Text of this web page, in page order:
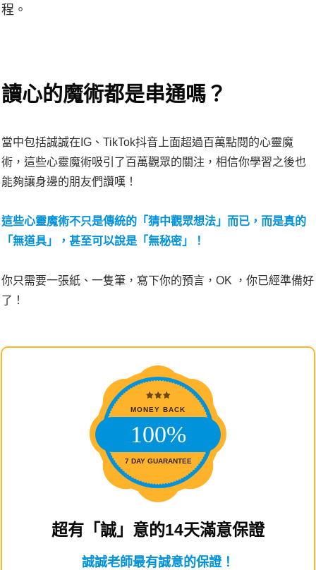
程。
讀心的魔術都是串通嗎？
當中包括誠誠在IG、TikTok抖音上面超過百萬點閱的心靈魔
術，這些心靈魔術吸引了百萬觀眾的關注，相信你學習之後也
能夠讓身邊的朋友們讚嘆！
這些心靈魔術不只是傳統的「猜中觀眾想法」而已，而是真的
「無道具」，甚至可以說是「無秘密」！
你只需要一張紙、一隻筆，寫下你的預言，OK ，你已經準備好
了！
MONEY BACK
100%
7 DAY GUARANTEE
超有「誠」意的14天滿意保證
誠誠老師最有誠意的保證！